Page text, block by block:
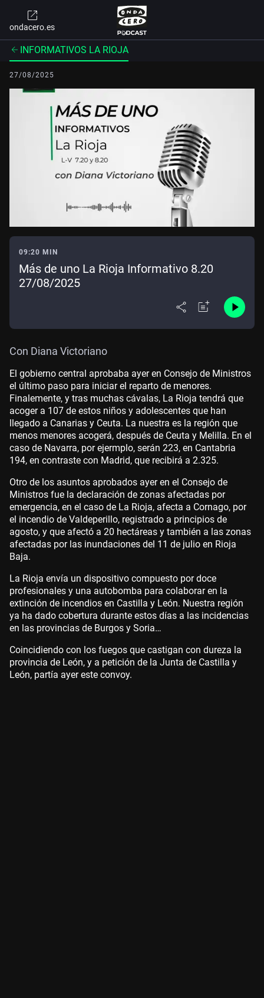
ondacero.es
INFORMATIVOS LA RIOJA
27/08/2025
09:20 MIN
Más de uno La Rioja Informativo 8.20
27/08/2025
Con Diana Victoriano
El gobierno central aprobaba ayer en Consejo de Ministros
el último paso para iniciar el reparto de menores.
Finalemente, y tras muchas cávalas, La Rioja tendrá que
acoger a 107 de estos niños y adolescentes que han
llegado a Canarias y Ceuta. La nuestra es la región que
menos menores acogerá, después de Ceuta y Melilla. En el
caso de Navarra, por ejermplo, serán 223, en Cantabria
194, en contraste con Madrid, que recibirá a 2.325.
Otro de los asuntos aprobados ayer en el Consejo de
Ministros fue la declaración de zonas afectadas por
emergencia, en el caso de La Rioja, afecta a Cornago, por
el incendio de Valdeperillo, registrado a principios de
agosto, y que afectó a 20 hectáreas y también a las zonas
afectadas por las inundaciones del 11 de julio en Rioja
Baja.
La Rioja envía un dispositivo compuesto por doce
profesionales y una autobomba para colaborar en la
extinción de incendios en Castilla y León. Nuestra región
ya ha dado cobertura durante estos días a las incidencias
en las provincias de Burgos y Soria…
Coincidiendo con los fuegos que castigan con dureza la
provincia de León, y a petición de la Junta de Castilla y
León, partía ayer este convoy.